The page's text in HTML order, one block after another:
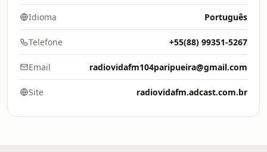
Idioma Português
Telefone +55(88) 99351-5267
Email radiovidafm104paripueira@gmail.com
Site radiovidafm.adcast.com.br